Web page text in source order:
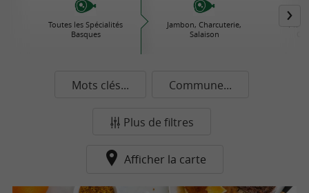
Toutes les Spécialités
Basques
Jambon, Charcuterie,
Salaison
Plats
Mots clés... Commune...
Plus de filtres
Afficher la carte